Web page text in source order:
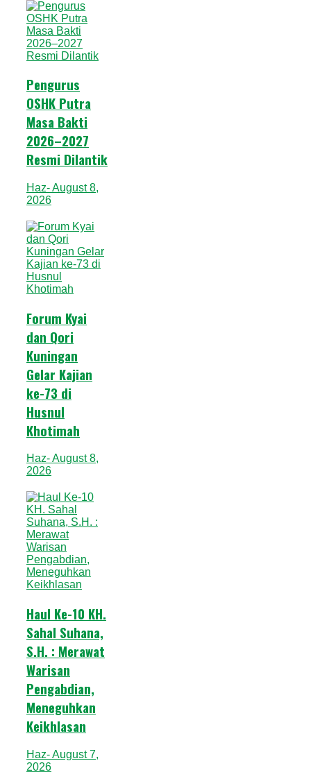
Pengurus
OSHK Putra
Masa Bakti
2026–2027
Resmi Dilantik
Haz- August 8,
2026
Forum Kyai
dan Qori
Kuningan
Gelar Kajian
ke-73 di
Husnul
Khotimah
Haz- August 8,
2026
Haul Ke-10 KH.
Sahal Suhana,
S.H. : Merawat
Warisan
Pengabdian,
Meneguhkan
Keikhlasan
Haz- August 7,
2026